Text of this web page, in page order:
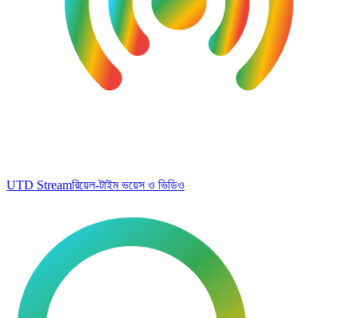
UTD Streamরিয়েল-টাইম ভয়েস ও ভিডিও